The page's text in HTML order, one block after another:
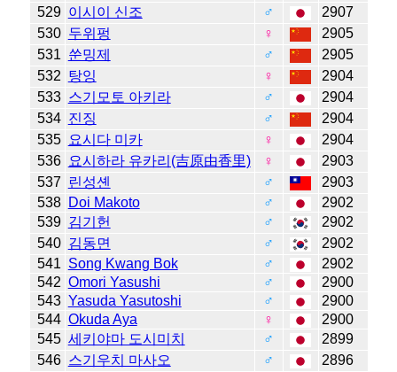
529 이시이 신조 ♂
2907
530 두위펑 ♀
2905
531 쑨밍제 ♂
2905
532 탕잉 ♀
2904
533 스기모토 아키라 ♂
2904
534 진징 ♂
2904
535 요시다 미카 ♀
2904
536 요시하라 유카리(吉原由香里) ♀
2903
537
린성셴 ♂
2903
538 Doi Makoto ♂
2902
539 김기헌 ♂
2902
540 김동면 ♂
2902
541 Song Kwang Bok ♂
2902
542 Omori Yasushi ♂
2900
543 Yasuda Yasutoshi ♂
2900
544 Okuda Aya ♀
2900
545 세키야마 도시미치 ♂
2899
546 스기우치 마사오 ♂
2896